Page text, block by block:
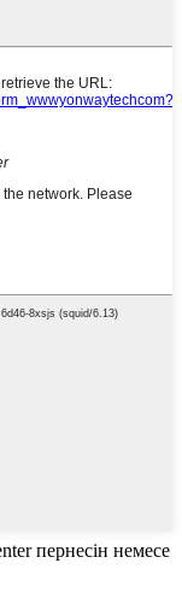
пернесін немесе